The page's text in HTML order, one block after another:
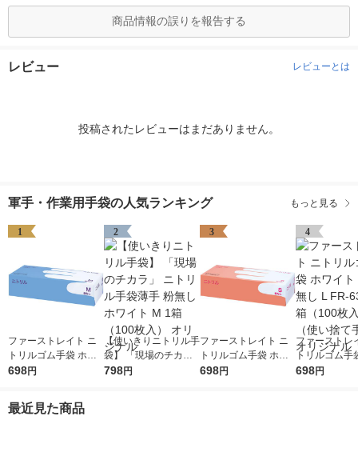
商品情報の誤りを報告する
レビュー レビューとは
投稿されたレビューはまだありません。
軍手・作業用手袋の人気ランキング もっと見る
1
ファーストレイト ニ
トリルゴム手袋 ホワ
イト 35粉無し M FR-6
リジナル
698円
2
【使いきりニトリル手
袋】 「現場のチカ
ラ」 ニトリル手袋薄
798円
3
ファーストレイト ニ
トリルゴム手袋 ホワ
イト 35粉無し S FR-6
698円
4
ファーストレ
トリルゴム手
イト 35粉無
698円
最近見た商品